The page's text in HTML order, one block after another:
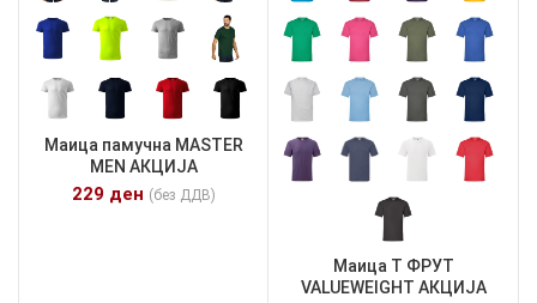
Маица памучна MASTER
MEN АКЦИЈА
229 ден (без ДДВ)
Маица Т ФРУТ
VALUEWEIGHT АКЦИЈА